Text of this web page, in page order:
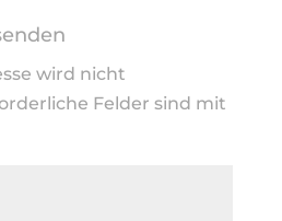
wird nicht
Felder sind mit